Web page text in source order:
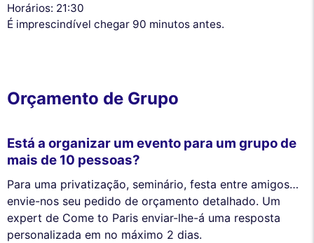
Horários: 21:30
É imprescindível chegar 90 minutos antes.
Orçamento de Grupo
Está a organizar um evento para um grupo de
mais de 10 pessoas?
Para uma privatização, seminário, festa entre amigos…
envie-nos seu pedido de orçamento detalhado. Um
expert de Come to Paris enviar-lhe-á uma resposta
personalizada em no máximo 2 dias.